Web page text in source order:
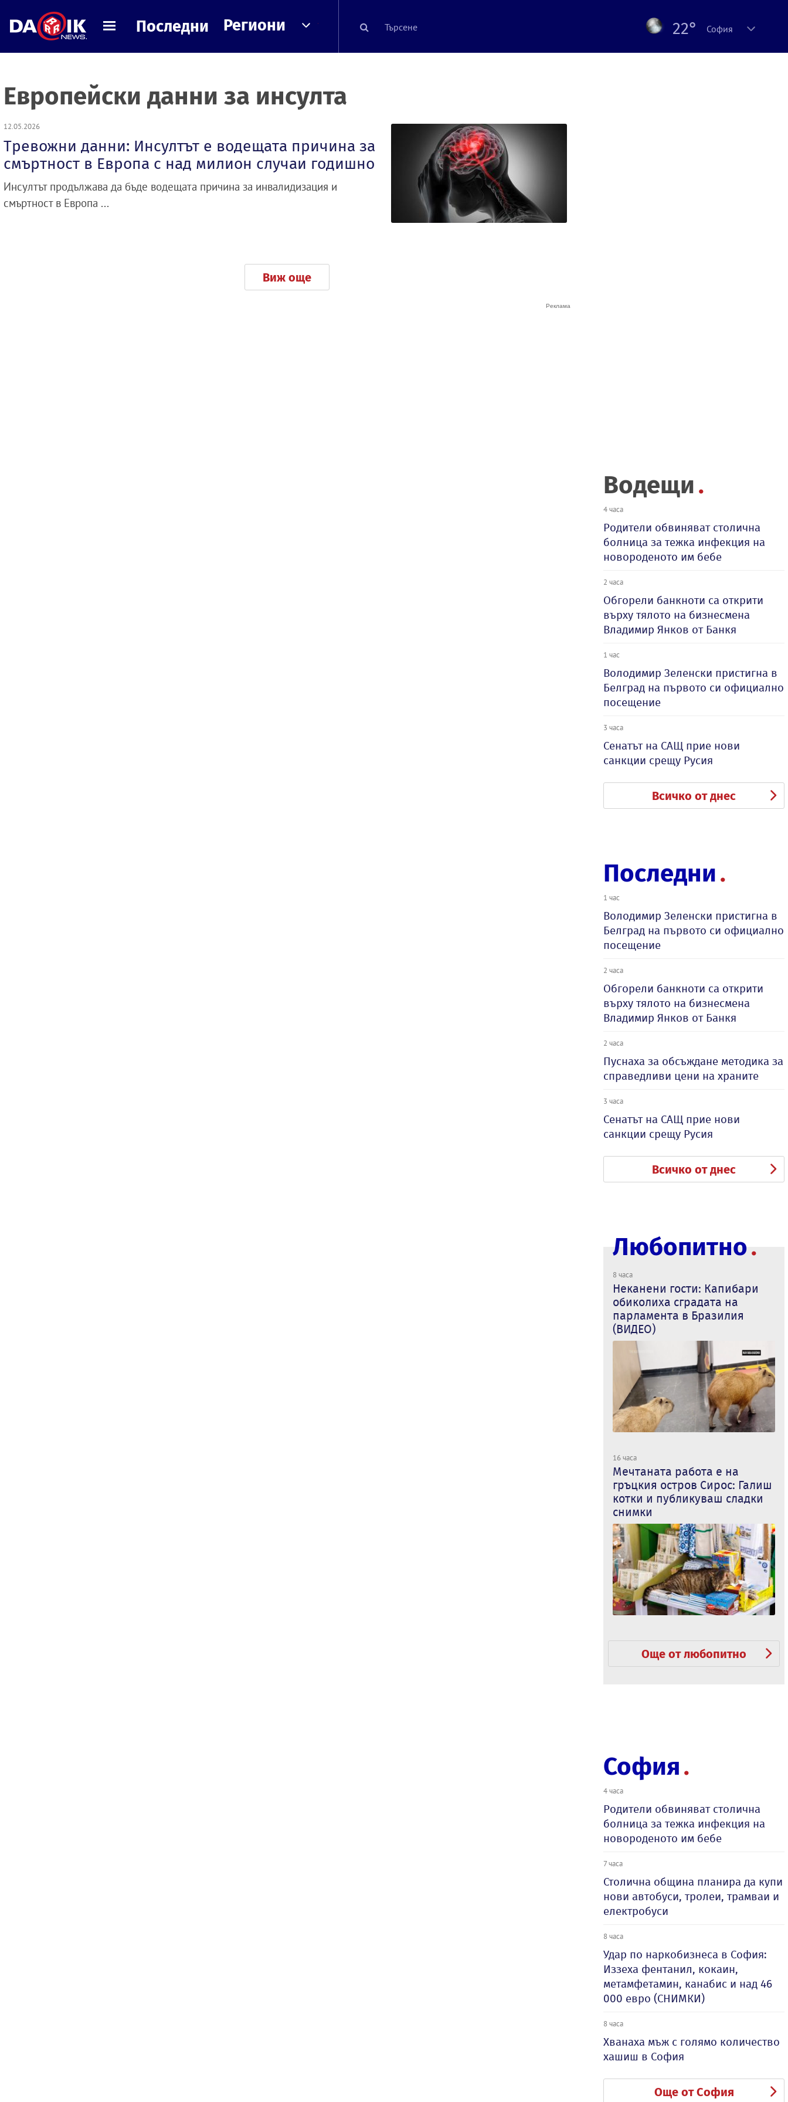
Последни Региони 22° София
Европейски данни за инсулта
12.05.2026
Тревожни данни: Инсултът е водещата причина за
смъртност в Европа с над милион случаи годишно
Инсултът продължава да бъде водещата причина за инвалидизация и
смъртност в Европа ...
Виж още
Водещи
4 часа
Родители обвиняват столична
болница за тежка инфекция на
новороденото им бебе
2 часа
Обгорели банкноти са открити
върху тялото на бизнесмена
Владимир Янков от Банкя
1 час
Володимир Зеленски пристигна в
Белград на първото си официално
посещение
3 часа
Сенатът на САЩ прие нови
санкции срещу Русия
Всичко от днес
Последни
1 час
Володимир Зеленски пристигна в
Белград на първото си официално
посещение
2 часа
Обгорели банкноти са открити
върху тялото на бизнесмена
Владимир Янков от Банкя
2 часа
Пуснаха за обсъждане методика за
справедливи цени на храните
3 часа
Сенатът на САЩ прие нови
санкции срещу Русия
Всичко от днес
Любопитно
8 часа
Неканени гости: Капибари
обиколиха сградата на
парламента в Бразилия
(ВИДЕО)
16 часа
Мечтаната работа е на
гръцкия остров Сирос: Галиш
котки и публикуваш сладки
снимки
Още от любопитно
София
4 часа
Родители обвиняват столична
болница за тежка инфекция на
новороденото им бебе
7 часа
Столична община планира да купи
нови автобуси, тролеи, трамваи и
електробуси
8 часа
Удар по наркобизнеса в София:
Иззеха фентанил, кокаин,
метамфетамин, канабис и над 46
000 евро (СНИМКИ)
8 часа
Хванаха мъж с голямо количество
хашиш в София
Още от София